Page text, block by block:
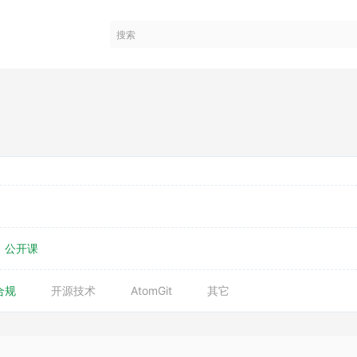
公开课
规 开源技术 AtomGit 其它